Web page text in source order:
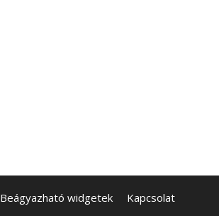
Beágyazható widgetek Kapcsolat